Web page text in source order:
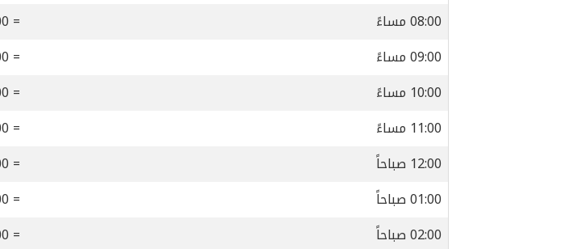
08:00 مساءً
= 2:00 مساءً
09:00 مساءً
= 3:00 مساءً
10:00 مساءً
= 4:00 مساءً
11:00 مساءً
= 5:00 مساءً
12:00 صباحاً
= 6:00 مساءً
01:00 صباحاً
= 7:00 مساءً
02:00 صباحاً
= 8:00 مساءً